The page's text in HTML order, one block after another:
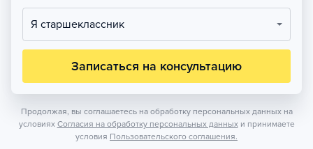
Я старшеклассник
Записаться на консультацию
Продолжая, вы соглашаетесь на обработку персональных данных на
условиях Согласия на обработку персональных данных и принимаете
условия Пользовательского соглашения.